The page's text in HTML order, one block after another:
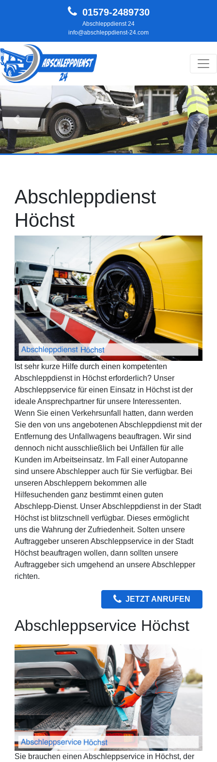
01579-2489730
Abschleppdienst 24
info@abschleppdienst-24.com
Hauptnavigation
Zurück
Abschleppdienst
Höchst
Ist sehr kurze Hilfe durch einen kompetenten
Abschleppdienst in Höchst erforderlich? Unser
Abschleppservice für einen Einsatz in Höchst ist der
ideale Ansprechpartner für unsere Interessenten.
Wenn Sie einen Verkehrsunfall hatten, dann werden
Sie den von uns angebotenen Abschleppdienst mit der
Entfernung des Unfallwagens beauftragen. Wir sind
dennoch nicht ausschließlich bei Unfällen für alle
Kunden im Arbeitseinsatz. Im Fall einer Autopanne
sind unsere Abschlepper auch für Sie verfügbar. Bei
unseren Abschleppern bekommen alle
Hilfesuchenden ganz bestimmt einen guten
Abschlepp-Dienst. Unser Abschleppdienst in der Stadt
Höchst ist blitzschnell verfügbar. Dieses ermöglicht
uns die Wahrung der Zufriedenheit. Solten unsere
Auftraggeber unseren Abschleppservice in der Stadt
Höchst beauftragen wollen, dann sollten unsere
Auftraggeber sich umgehend an unsere Abschlepper
richten.
JETZT ANRUFEN
Abschleppservice Höchst
Sie brauchen einen Abschleppservice in Höchst, der